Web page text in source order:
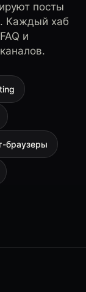
посты
Каждый хаб
и
браузеры